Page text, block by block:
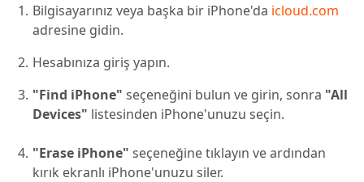
Bilgisayarınız veya başka bir iPhone'da icloud.com
adresine gidin.
Hesabınıza giriş yapın.
"Find iPhone" seçeneğini bulun ve girin, sonra "All
Devices" listesinden iPhone'unuzu seçin.
"Erase iPhone" seçeneğine tıklayın ve ardından
kırık ekranlı iPhone'unuzu siler.